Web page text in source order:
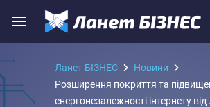
Ланет БІЗНЕС
Новини
Розширення покриття та
енергонезалежності інтернету